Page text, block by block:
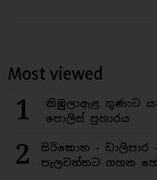
Most viewed
1
කිඹුලාඇළ ගුණාට
පොලිස් ප්‍රහාරය
2
සිරිකොත -
පැලවත්තට ගහන